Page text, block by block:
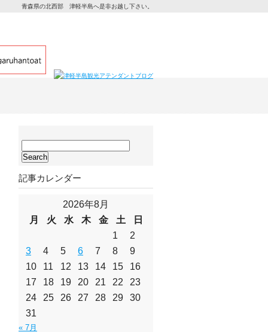
青森県の北西部 津軽半島へ是非お越し下さい。
イ
内
検
記事カレンダー
2026年8月
月
火 水 木 金 土
日
1
2
3
4 5 6 7 8
9
10
11 12 13 14 15
16
17
18 19 20 21 22
23
24
25 26 27 28 29
30
31
« 7月